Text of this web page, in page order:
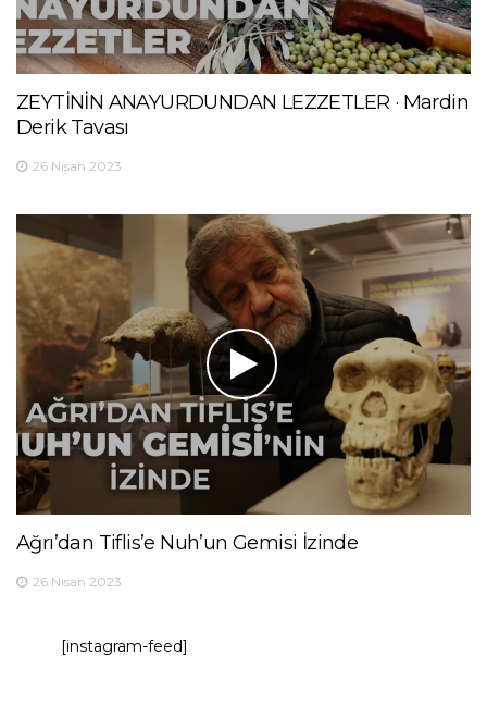
ZEYTİNİN ANAYURDUNDAN LEZZETLER · Mardin
Derik Tavası
26 Nisan 2023
Ağrı’dan Tiflis’e Nuh’un Gemisi İzinde
26 Nisan 2023
[instagram-feed]